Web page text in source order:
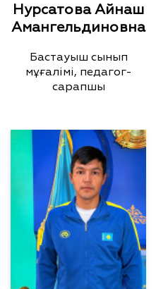
Нурсатова Айнаш
Амангельдиновна
Бастауыш сынып
мұғалімі, педагог-
сарапшы